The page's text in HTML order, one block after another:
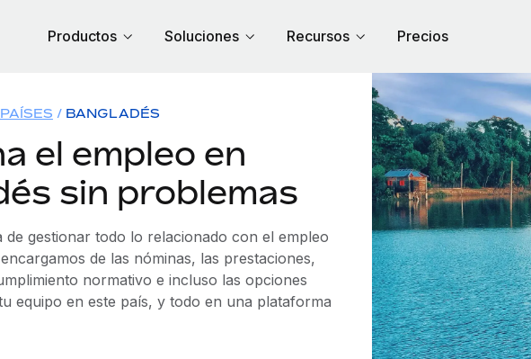
Productos Soluciones Recursos Precios
BANGLADÉS
el empleo en
sin problemas
gestionar todo lo relacionado con el empleo
de las nóminas, las prestaciones,
normativo e incluso las opciones
equipo en este país, y todo en una plataforma